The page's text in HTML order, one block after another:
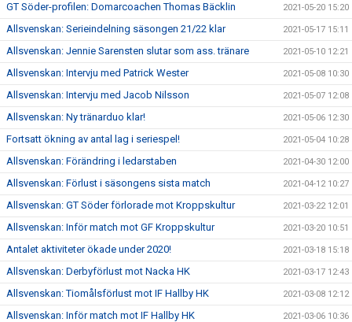
GT Söder-profilen: Domarcoachen Thomas Bäcklin 2021-05-20 15:20
Allsvenskan: Serieindelning säsongen 21/22 klar 2021-05-17 15:11
Allsvenskan: Jennie Sarensten slutar som ass. tränare 2021-05-10 12:21
Allsvenskan: Intervju med Patrick Wester 2021-05-08 10:30
Allsvenskan: Intervju med Jacob Nilsson 2021-05-07 12:08
Allsvenskan: Ny tränarduo klar! 2021-05-06 12:30
Fortsatt ökning av antal lag i seriespel! 2021-05-04 10:28
Allsvenskan: Förändring i ledarstaben 2021-04-30 12:00
Allsvenskan: Förlust i säsongens sista match 2021-04-12 10:27
Allsvenskan: GT Söder förlorade mot Kroppskultur 2021-03-22 12:01
Allsvenskan: Inför match mot GF Kroppskultur 2021-03-20 10:51
Antalet aktiviteter ökade under 2020! 2021-03-18 15:18
Allsvenskan: Derbyförlust mot Nacka HK 2021-03-17 12:43
Allsvenskan: Tiomålsförlust mot IF Hallby HK 2021-03-08 12:12
Allsvenskan: Inför match mot IF Hallby HK 2021-03-06 10:36